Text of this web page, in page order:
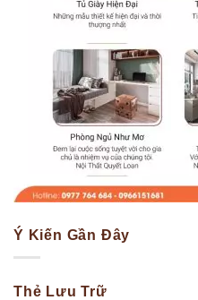
Ý Kiến Gần Đây
Thẻ Lưu Trữ